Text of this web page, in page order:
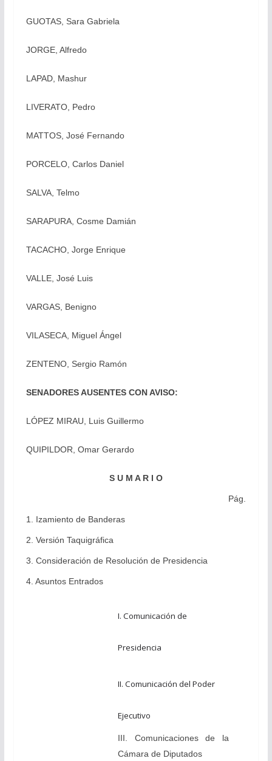
GUOTAS, Sara Gabriela
JORGE, Alfredo
LAPAD, Mashur
LIVERATO, Pedro
MATTOS, José Fernando
PORCELO, Carlos Daniel
SALVA, Telmo
SARAPURA, Cosme Damián
TACACHO, Jorge Enrique
VALLE, José Luis
VARGAS, Benigno
VILASECA, Miguel Ángel
ZENTENO, Sergio Ramón
SENADORES AUSENTES CON AVISO:
LÓPEZ MIRAU, Luis Guillermo
QUIPILDOR, Omar Gerardo
S U M A R I O
Pág.
1. Izamiento de Banderas
2. Versión Taquigráfica
3. Consideración de Resolución de Presidencia
4. Asuntos Entrados
I. Comunicación de
Presidencia
II. Comunicación del Poder
Ejecutivo
III. Comunicaciones de la
Cámara de Diputados